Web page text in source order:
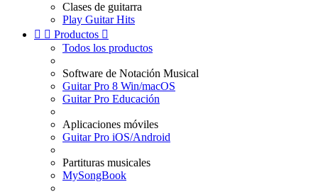
Clases de guitarra
Play Guitar Hits
  Productos 
Todos los productos
Software de Notación Musical
Guitar Pro 8 Win/macOS
Guitar Pro Educación
Aplicaciones móviles
Guitar Pro iOS/Android
Partituras musicales
MySongBook